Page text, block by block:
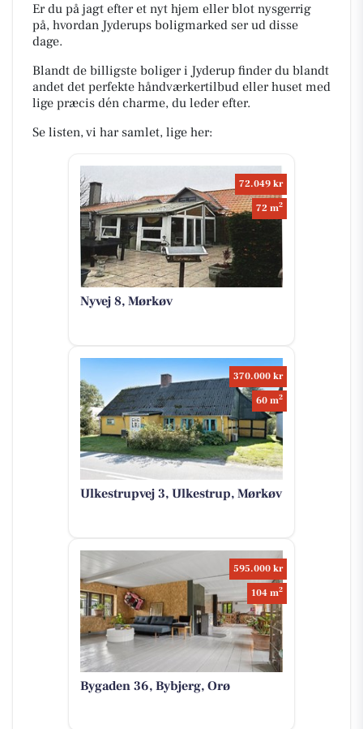
Er du på jagt efter et nyt hjem eller blot nysgerrig
på, hvordan Jyderups boligmarked ser ud disse
dage.
Blandt de billigste boliger i Jyderup finder du blandt
andet det perfekte håndværkertilbud eller huset med
lige præcis dén charme, du leder efter.
Se listen, vi har samlet, lige her:
72.049 kr
72 m2
Nyvej 8, Mørkøv
370.000 kr
60 m2
Ulkestrupvej 3, Ulkestrup, Mørkøv
595.000 kr
104 m2
Bygaden 36, Bybjerg, Orø